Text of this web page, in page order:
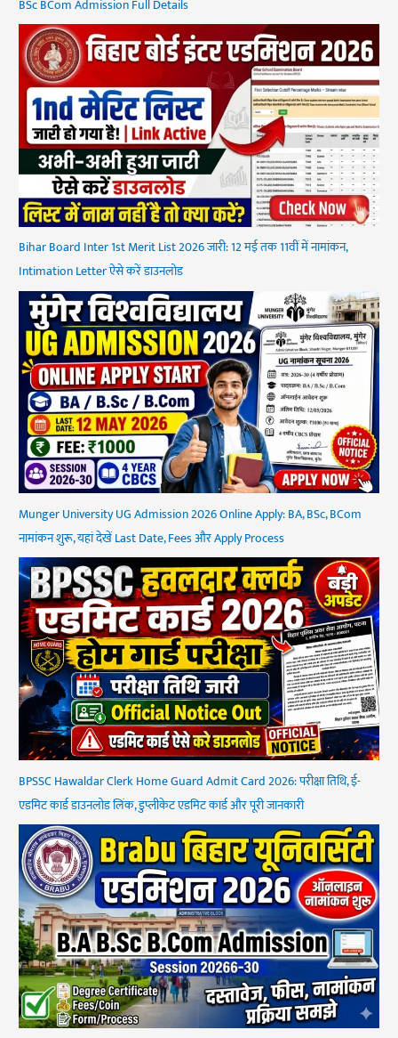
BSc BCom Admission Full Details
Bihar Board Inter 1st Merit List 2026 जारी: 12 मई तक 11वीं में नामांकन,
Intimation Letter ऐसे करें डाउनलोड
Munger University UG Admission 2026 Online Apply: BA, BSc, BCom
नामांकन शुरू, यहां देखें Last Date, Fees और Apply Process
BPSSC Hawaldar Clerk Home Guard Admit Card 2026: परीक्षा तिथि, ई-
एडमिट कार्ड डाउनलोड लिंक, डुप्लीकेट एडमिट कार्ड और पूरी जानकारी